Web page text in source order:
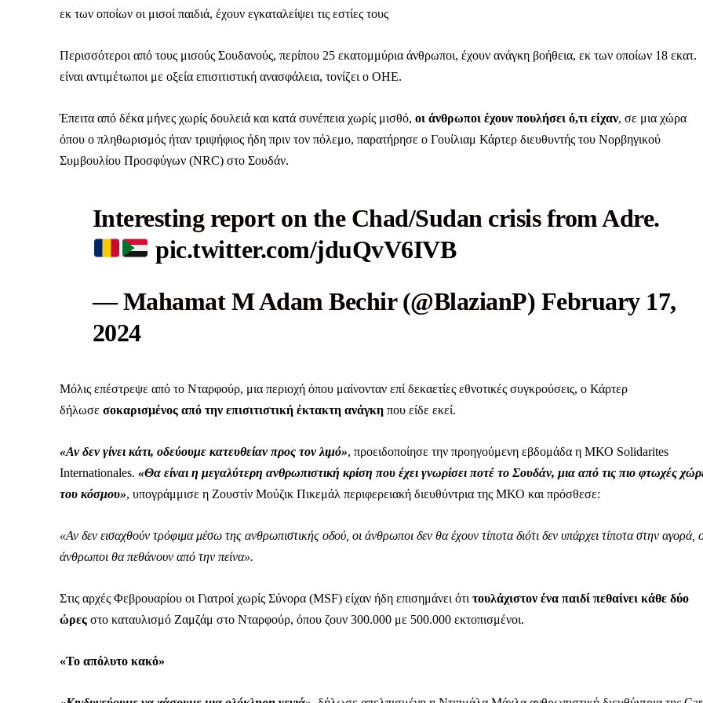
Αν βρίσκεσαι σε δύσκολη οικονομική κατάσταση, συνέχισε να μας διαβάζεις δωρεάν.
παραμένει προσβάσιμη για όλους.
Αν όμως μπορείς, στήριξέ μας σήμερα. Ορίστε δύο καλοί λόγοι για να το κάνεις:
Η στήριξή σου ενισχύει άμεσα την ποιότητα και την ανεξαρτησία της
Κοστίζει λιγότερο από έναν καφέ και η διαδικασία διαρκεί λιγότερο από 1 λεπτό.
Επίλεξε σήμερα να γίνεις συνδρομητής ή δωρητής.
Γίνε συνδρομητής
εκ των οποίων οι μισοί παιδιά, έχουν εγκαταλείψει τις εστίες τους
Περισσότεροι από τους μισούς Σουδανούς, περίπου 25 εκατομμύρια άνθρωποι, έχουν ανάγκη βοήθεια, εκ των οποίων 18 εκατ.
είναι αντιμέτωποι με οξεία επισιτιστική ανασφάλεια, τονίζει ο ΟΗΕ.
Έπειτα από δέκα μήνες χωρίς δουλειά και κατά συνέπεια χωρίς μισθό, οι άνθρωποι έχουν πουλήσει ό,τι είχαν, σε μια χώρα
όπου ο πληθωρισμός ήταν τριψήφιος ήδη πριν τον πόλεμο, παρατήρησε ο Γουίλιαμ Κάρτερ διευθυντής του Νορβηγικού
Συμβουλίου Προσφύγων (NRC) στο Σουδάν.
Interesting report on the Chad/Sudan crisis from Adre.
pic.twitter.com/jduQvV6IVB
— Mahamat M Adam Bechir (@BlazianP) February 17,
2024
Μόλις επέστρεψε από το Νταρφούρ, μια περιοχή όπου μαίνονταν επί δεκαετίες εθνοτικές συγκρούσεις, ο Κάρτερ
δήλωσε σοκαρισμένος από την επισιτιστική έκτακτη ανάγκη που είδε εκεί.
«Αν δεν γίνει κάτι, οδεύουμε κατευθείαν προς τον λιμό», προειδοποίησε την προηγούμενη εβδομάδα η ΜΚΟ Solidarites
Internationales. «Θα είναι η μεγαλύτερη ανθρωπιστική κρίση που έχει γνωρίσει ποτέ το Σουδάν, μια από τις πιο φτωχές
του κόσμου», υπογράμμισε η Ζουστίν Μούζικ Πικεμάλ περιφερειακή διευθύντρια της ΜΚΟ και πρόσθεσε:
«Αν δεν εισαχθούν τρόφιμα μέσω της ανθρωπιστικής οδού, οι άνθρωποι δεν θα έχουν τίποτα διότι δεν υπάρχει τίποτα στην αγορά,
άνθρωποι θα πεθάνουν από την πείνα».
Στις αρχές Φεβρουαρίου οι Γιατροί χωρίς Σύνορα (MSF) είχαν ήδη επισημάνει ότι τουλάχιστον ένα παιδί πεθαίνει κάθε δύο
ώρες στο καταυλισμό Ζαμζάμ στο Νταρφούρ, όπου ζουν 300.000 με 500.000 εκτοπισμένοι.
«Το απόλυτο κακό»